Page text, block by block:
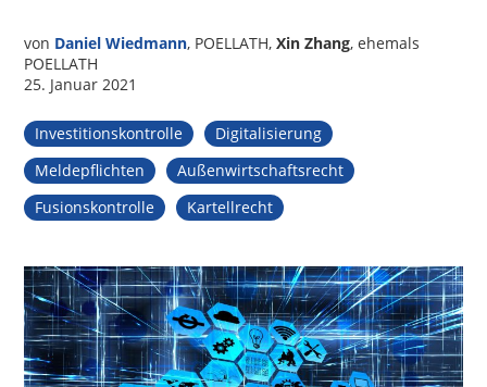
von Daniel Wiedmann, POELLATH,Xin Zhang, ehemals
POELLATH
25. Januar 2021
Investitionskontrolle
Digitalisierung
Meldepflichten
Außenwirtschaftsrecht
Fusionskontrolle
Kartellrecht